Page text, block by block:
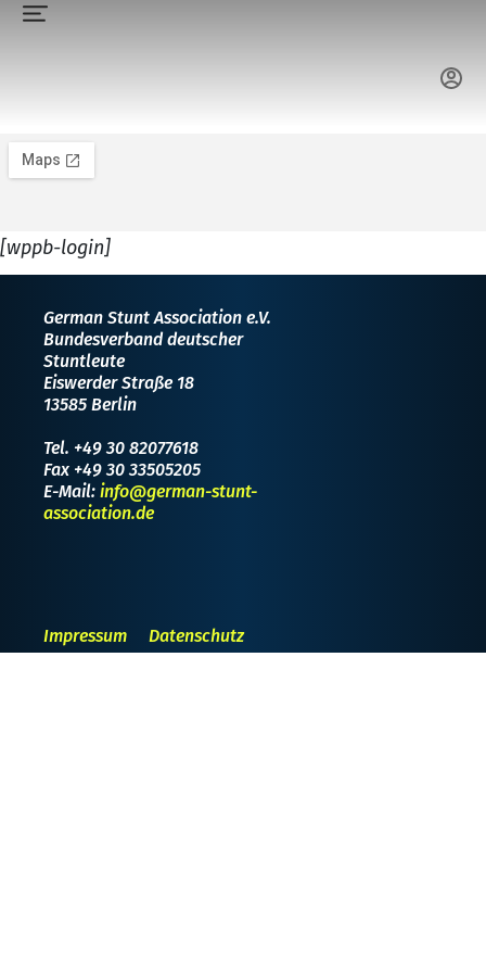
[wppb-login]
German Stunt Association e.V.
Bundesverband deutscher
Stuntleute
Eiswerder Straße 18
13585 Berlin
Tel. +49 30 82077618
Fax +49 30 33505205
E-Mail: info@german-stunt-
association.de
Impressum Datenschutz